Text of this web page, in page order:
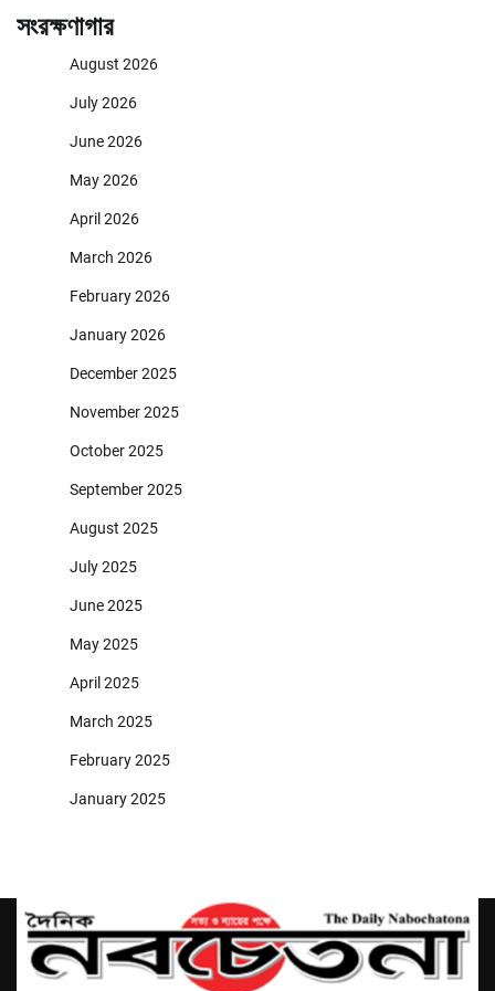
সংরক্ষণাগার
August 2026
July 2026
June 2026
May 2026
April 2026
March 2026
February 2026
January 2026
December 2025
November 2025
October 2025
September 2025
August 2025
July 2025
June 2025
May 2025
April 2025
March 2025
February 2025
January 2025